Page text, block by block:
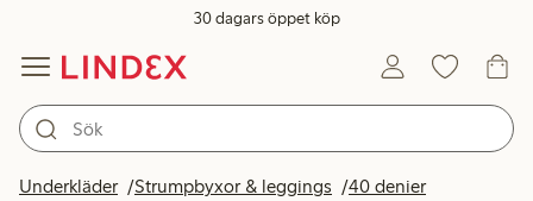
30 dagars öppet köp
Underkläder Strumpbyxor & leggings 40 denier